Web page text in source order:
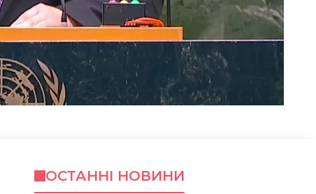
ОСТАННІ НОВИНИ